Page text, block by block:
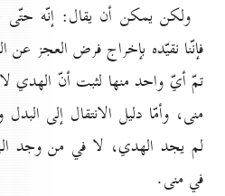
ولكن يمكن أن يقال: إنّه حتّى
فإنّنا نقيّده بإخراج فرض العجز
تمّ أيّ واحد منها لثبت أنّ الهدي
منى، وأمّا دليل الانتقال إلى
لم يجد الهدي، لا في من وجد
في منى.